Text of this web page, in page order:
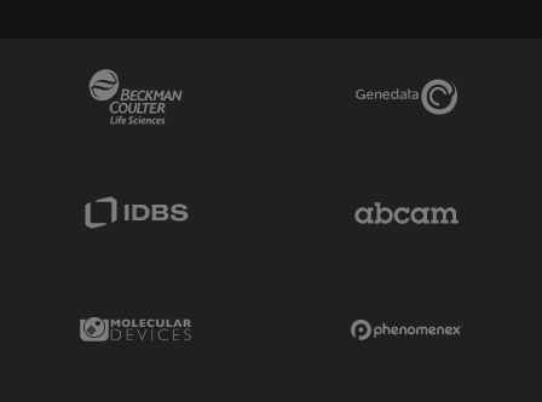
Genedata Link
Molecular Devices Link